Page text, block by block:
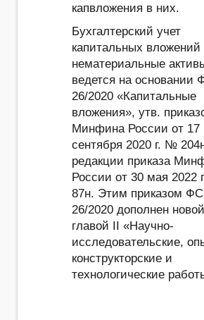
капвложения в них.
Бухгалтерский учет
капитальных вложений
нематериальные
ведется на основании
26/2020 «Капитальные
вложения», утв.
Минфина России от 17
сентября 2020 г. №
редакции приказа
России от 30 мая 2022
87н. Этим приказом
26/2020 дополнен новой
главой II «Научно-
исследовательские,
конструкторские и
технологические